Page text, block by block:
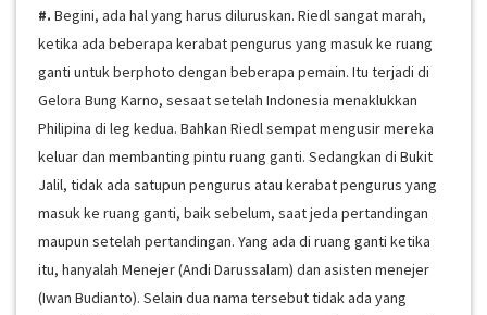
#. Begini, ada hal yang harus diluruskan. Riedl sangat marah,
ketika ada beberapa kerabat pengurus yang masuk ke ruang
ganti untuk berphoto dengan beberapa pemain. Itu terjadi di
Gelora Bung Karno, sesaat setelah Indonesia menaklukkan
Philipina di leg kedua. Bahkan Riedl sempat mengusir mereka
keluar dan membanting pintu ruang ganti. Sedangkan di Bukit
Jalil, tidak ada satupun pengurus atau kerabat pengurus yang
masuk ke ruang ganti, baik sebelum, saat jeda pertandingan
maupun setelah pertandingan. Yang ada di ruang ganti ketika
itu, hanyalah Menejer (Andi Darussalam) dan asisten menejer
(Iwan Budianto). Selain dua nama tersebut tidak ada yang